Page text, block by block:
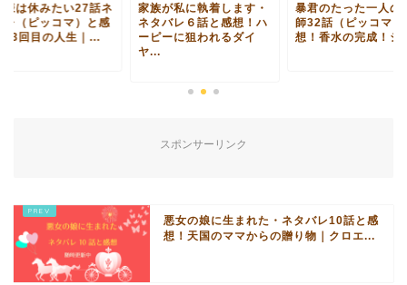
様は休みたい27話ネ
レ（ピッコマ）と感
53回目の人生｜...
家族が私に執着します・
ネタバレ６話と感想！ハ
ーピーに狙われるダイ
ヤ...
暴君のたった一人の
師32話（ピッコマ）
想！香水の完成！シ
スポンサーリンク
悪女の娘に生まれた・ネタバレ10話と感
想！天国のママからの贈り物｜クロエ...